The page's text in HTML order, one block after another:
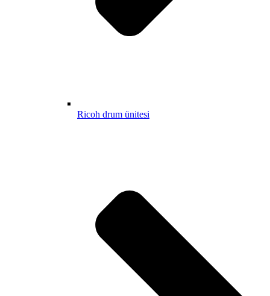
Ricoh drum ünitesi